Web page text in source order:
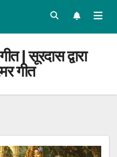
| सूरदास द्वारा
गीत